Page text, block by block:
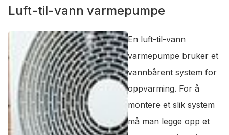
Luft-til-vann varmepumpe
En luft-til-vann
varmepumpe bruker et
vannbårent system for
oppvarming. For å
montere et slik system
må man legge opp et